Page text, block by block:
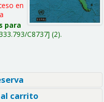
en
para
C8737 (2).
carrito